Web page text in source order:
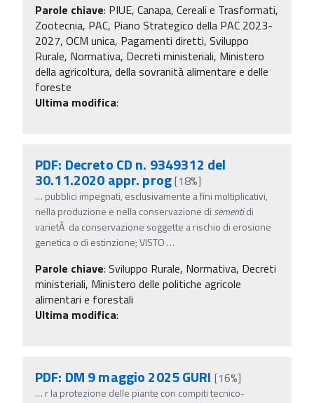
Parole chiave: PIUE, Canapa, Cereali e Trasformati,
Zootecnia, PAC, Piano Strategico della PAC 2023-
2027, OCM unica, Pagamenti diretti, Sviluppo
Rurale, Normativa, Decreti ministeriali, Ministero
della agricoltura, della sovranità alimentare e delle
foreste
Ultima modifica:
PDF: Decreto CD n. 9349312 del
30.11.2020 appr. prog[18%]
… pubblici impegnati, esclusivamente a fini moltiplicativi,
nella produzione e nella conservazione di sementidi
varietÃ da conservazione soggette a rischio di erosione
genetica o di estinzione; VISTO …
Parole chiave: Sviluppo Rurale, Normativa, Decreti
ministeriali, Ministero delle politiche agricole
alimentari e forestali
Ultima modifica:
PDF: DM 9 maggio 2025 GURI [16%]
… r la protezione delle piante con compiti tecnico-